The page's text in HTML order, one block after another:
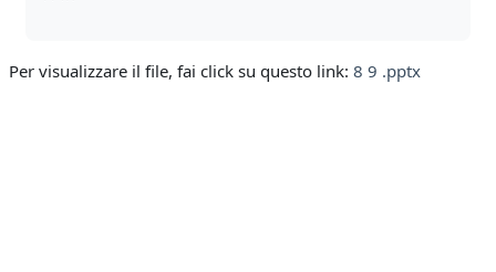
Per visualizzare il file, fai click su questo link: 8 9 .pptx